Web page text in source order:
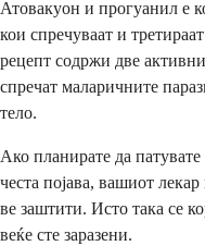
Атовакуон и прогуанил е
кои спречуваат и
рецепт содржи две активни
спречат маларичните
тело.
Ако планирате да
честа појава, вашиот
ве заштити. Исто така се
веќе сте заразени.